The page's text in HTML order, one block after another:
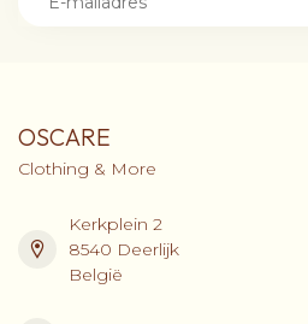
OSCARE
Clothing & More
Kerkplein 2
8540 Deerlijk
België